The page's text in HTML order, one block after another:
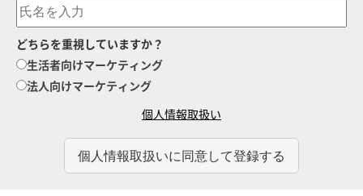
どちらを重視していますか？
生活者向けマーケティング
法人向けマーケティング
個人情報取扱い